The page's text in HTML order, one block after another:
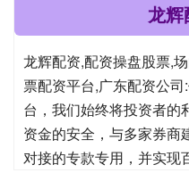
龙
龙辉配资,配资操盘股票,
票配资平台,广东配资公
台，我们始终将投资者的
资金的安全，与多家券商
对接的专款专用，并实现